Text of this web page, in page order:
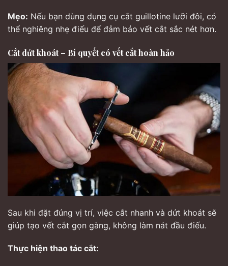
Mẹo: Nếu bạn dùng dụng cụ cắt guillotine lưỡi đôi, có
thể nghiêng nhẹ điếu để đảm bảo vết cắt sắc nét hơn.
Cắt dứt khoát – Bí quyết có vết cắt hoàn hảo
Sau khi đặt đúng vị trí, việc cắt nhanh và dứt khoát sẽ
giúp tạo vết cắt gọn gàng, không làm nát đầu điếu.
Thực hiện thao tác cắt: